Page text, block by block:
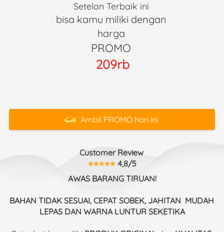
Setelan Terbaik ini
bisa kamu miliki dengan
harga
PROMO
209rb
` Ambil PROMO hari ini
Customer Review
4,8/5
AWAS BARANG TIRUAN!
BAHAN TIDAK SESUAI, CEPAT SOBEK, JAHITAN  MUDAH
LEPAS DAN WARNA LUNTUR SEKETIKA